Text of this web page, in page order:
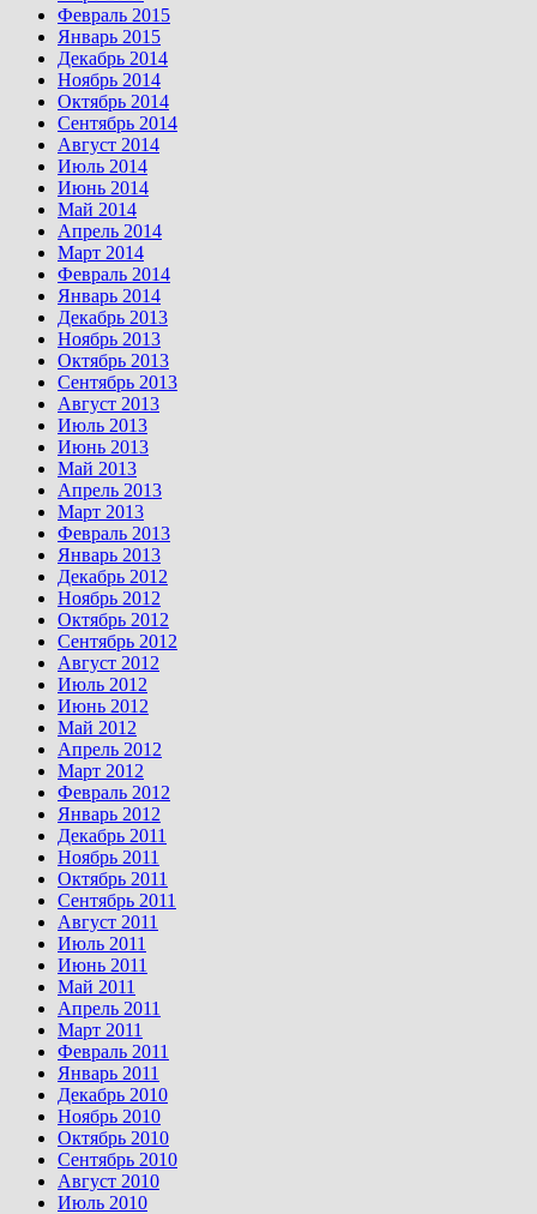
Февраль 2015
Январь 2015
Декабрь 2014
Ноябрь 2014
Октябрь 2014
Сентябрь 2014
Август 2014
Июль 2014
Июнь 2014
Май 2014
Апрель 2014
Март 2014
Февраль 2014
Январь 2014
Декабрь 2013
Ноябрь 2013
Октябрь 2013
Сентябрь 2013
Август 2013
Июль 2013
Июнь 2013
Май 2013
Апрель 2013
Март 2013
Февраль 2013
Январь 2013
Декабрь 2012
Ноябрь 2012
Октябрь 2012
Сентябрь 2012
Август 2012
Июль 2012
Июнь 2012
Май 2012
Апрель 2012
Март 2012
Февраль 2012
Январь 2012
Декабрь 2011
Ноябрь 2011
Октябрь 2011
Сентябрь 2011
Август 2011
Июль 2011
Июнь 2011
Май 2011
Апрель 2011
Март 2011
Февраль 2011
Январь 2011
Декабрь 2010
Ноябрь 2010
Октябрь 2010
Сентябрь 2010
Август 2010
Июль 2010